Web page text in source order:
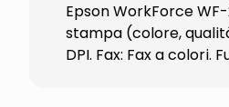
Epson WorkForce
stampa (colore,
DPI. Fax: Fax a colori.